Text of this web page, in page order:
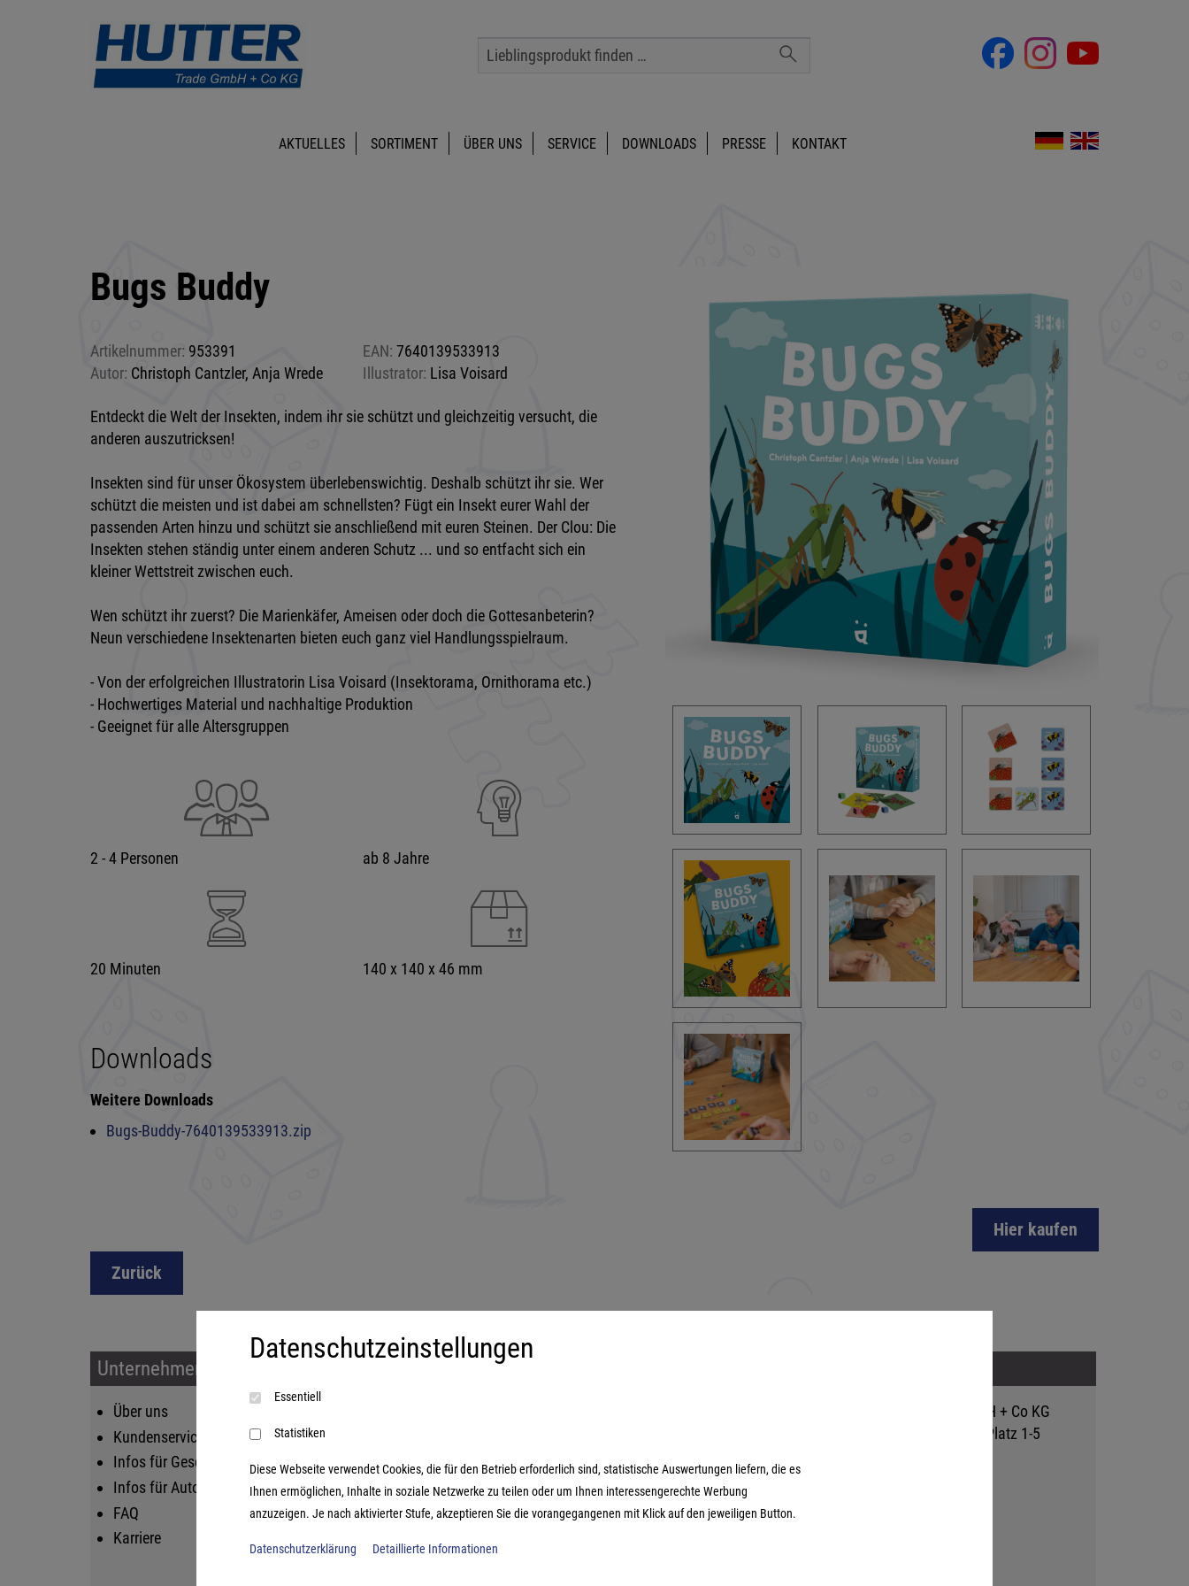
AKTUELLES SORTIMENT ÜBER UNS SERVICE DOWNLOADS PRESSE KONTAKT
Bugs Buddy
Artikelnummer: 953391 EAN: 7640139533913
Autor: Christoph Cantzler, Anja Wrede Illustrator: Lisa Voisard
Entdeckt die Welt der Insekten, indem ihr sie schützt und gleichzeitig versucht, die
anderen auszutricksen!
Insekten sind für unser Ökosystem überlebenswichtig. Deshalb schützt ihr sie. Wer
schützt die meisten und ist dabei am schnellsten? Fügt ein Insekt eurer Wahl der
passenden Arten hinzu und schützt sie anschließend mit euren Steinen. Der Clou: Die
Insekten stehen ständig unter einem anderen Schutz ... und so entfacht sich ein
kleiner Wettstreit zwischen euch.
Wen schützt ihr zuerst? Die Marienkäfer, Ameisen oder doch die Gottesanbeterin?
Neun verschiedene Insektenarten bieten euch ganz viel Handlungsspielraum.
- Von der erfolgreichen Illustratorin Lisa Voisard (Insektorama, Ornithorama etc.)
- Hochwertiges Material und nachhaltige Produktion
- Geeignet für alle Altersgruppen
2 - 4 Personen ab 8 Jahre
20 Minuten 140 x 140 x 46 mm
Downloads
Weitere Downloads
Bugs-Buddy-7640139533913.zip
Hier kaufen
Zurück
Unternehmen & Service
Über uns
Kundenservice
Infos für Geschäftskunden
Infos für Autoren
FAQ
Karriere
Strategiespiele
Lifestyle-Spiele
Logikspiele
Datenschutzerklärung
Hutter Trade GmbH + Co KG
Bgm.-Landmann-Platz 1-5
Datenschutzeinstellungen
Essentiell
Statistiken
Diese Webseite verwendet Cookies, die für den Betrieb erforderlich sind, statistische Auswertungen liefern, die es
Ihnen ermöglichen, Inhalte in soziale Netzwerke zu teilen oder um Ihnen interessengerechte Werbung
anzuzeigen. Je nach aktivierter Stufe, akzeptieren Sie die vorangegangenen mit Klick auf den jeweiligen Button.
Datenschutzerklärung Detaillierte Informationen